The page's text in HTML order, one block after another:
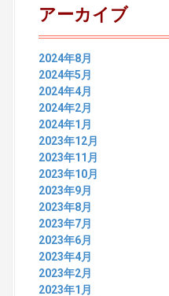
c
h
f
o
r
:
アーカイブ
2024年8月
2024年5月
2024年4月
2024年2月
2024年1月
2023年12月
2023年11月
2023年10月
2023年9月
2023年8月
2023年7月
2023年6月
2023年4月
2023年2月
2023年1月